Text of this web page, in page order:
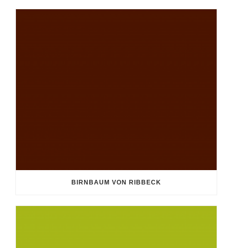
BIRNBAUM VON RIBBECK